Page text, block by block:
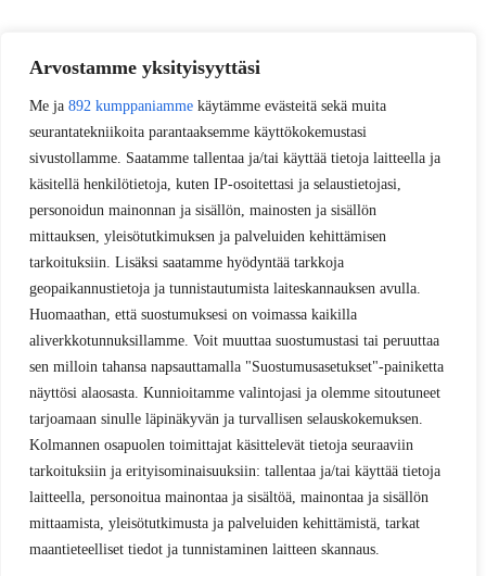
Arvostamme yksityisyyttäsi
Me ja 892 kumppaniamme käytämme evästeitä sekä muita
seurantatekniikoita parantaaksemme käyttökokemustasi
sivustollamme. Saatamme tallentaa ja/tai käyttää tietoja laitteella ja
käsitellä henkilötietoja, kuten IP-osoitettasi ja selaustietojasi,
personoidun mainonnan ja sisällön, mainosten ja sisällön
mittauksen, yleisötutkimuksen ja palveluiden kehittämisen
tarkoituksiin. Lisäksi saatamme hyödyntää tarkkoja
geopaikannustietoja ja tunnistautumista laiteskannauksen avulla.
Huomaathan, että suostumuksesi on voimassa kaikilla
aliverkkotunnuksillamme. Voit muuttaa suostumustasi tai peruuttaa
sen milloin tahansa napsauttamalla "Suostumusasetukset"-painiketta
näyttösi alaosasta. Kunnioitamme valintojasi ja olemme sitoutuneet
tarjoamaan sinulle läpinäkyvän ja turvallisen selauskokemuksen.
Kolmannen osapuolen toimittajat käsittelevät tietoja seuraaviin
tarkoituksiin ja erityisominaisuuksiin: tallentaa ja/tai käyttää tietoja
laitteella, personoitua mainontaa ja sisältöä, mainontaa ja sisällön
mittaamista, yleisötutkimusta ja palveluiden kehittämistä, tarkat
maantieteelliset tiedot ja tunnistaminen laitteen skannaus.